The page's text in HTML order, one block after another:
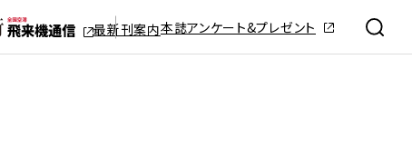
最新刊案内本誌アンケート&プレゼント